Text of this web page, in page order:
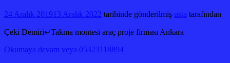
24 Aralık 201913 Aralık 2022 tarihinde gönderilmiş usta tarafından
Çeki Demiri↵Takma montesi araç proje firması Ankara
Okumaya devam veya 05323118894